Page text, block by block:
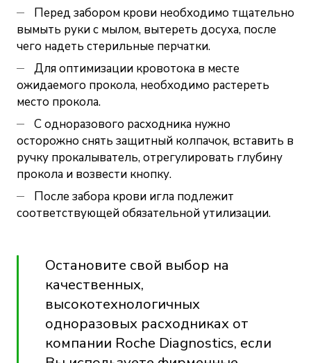
Перед забором крови необходимо тщательно
вымыть руки с мылом, вытереть досуха, после
чего надеть стерильные перчатки.
Для оптимизации кровотока в месте
ожидаемого прокола, необходимо растереть
место прокола.
С одноразового расходника нужно
осторожно снять защитный колпачок, вставить в
ручку прокалыватель, отрегулировать глубину
прокола и возвести кнопку.
После забора крови игла подлежит
соответствующей обязательной утилизации.
Остановите свой выбор на
качественных,
высокотехнологичных
одноразовых расходниках от
компании Roche Diagnostics, если